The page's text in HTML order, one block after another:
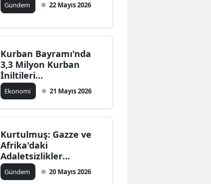
Gündem 22 Mayıs 2026
Kurban Bayramı'nda
3,3 Milyon Kurban
İniltileri
Değerlendiriliyor!
Ekonomi 21 Mayıs 2026
Kurtulmuş: Gazze ve
Afrika'daki
Adaletsizlikler
Türkiye'nin Global
Sorumluluğu Olmalı
Gündem 20 Mayıs 2026